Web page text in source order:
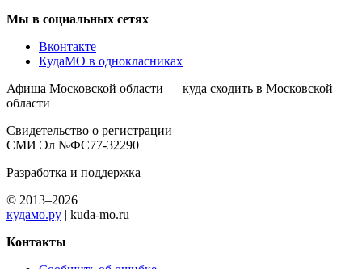
Мы в социальных сетях
Вконтакте
КудаМО в однокласниках
Афиша Московской области — куда сходить в Московской
области
Свидетельство о регистрации
СМИ Эл №ФС77-32290
Разработка и поддержка —
© 2013–2026
кудамо.ру | kuda-mo.ru
Контакты